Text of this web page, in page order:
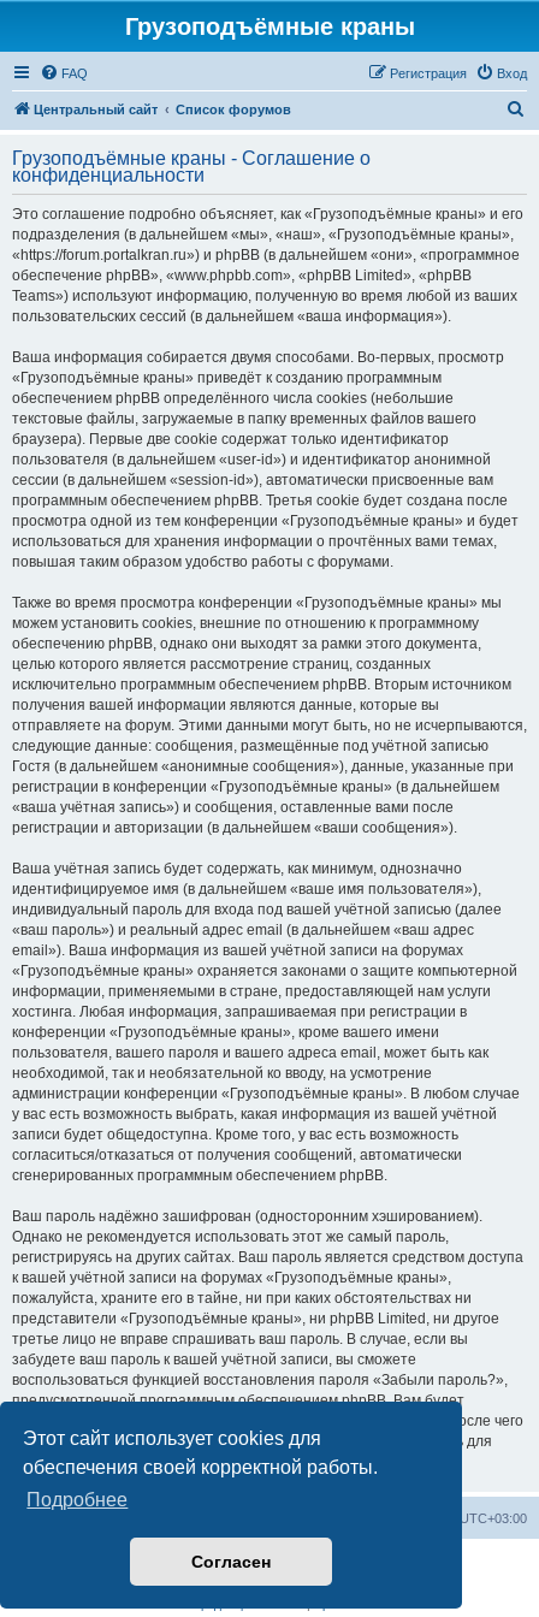
Этот сайт использует cookies для
обеспечения своей корректной работы.
Подробнее
Согласен
Грузоподъёмные краны
FAQ Вход
Регистрация
Центральный сайт Список форумов
с
Грузоподъёмные краны - Соглашение о
конфиденциальности
Это соглашение подробно объясняет, как «Грузоподъёмные краны» и его
подразделения (в дальнейшем «мы», «наш», «Грузоподъёмные краны»,
«https://forum.portalkran.ru») и phpBB (в дальнейшем «они», «программное
обеспечение phpBB», «www.phpbb.com», «phpBB Limited», «phpBB
Teams») используют информацию, полученную во время любой из ваших
пользовательских сессий (в дальнейшем «ваша информация»).
Ваша информация собирается двумя способами. Во-первых, просмотр
«Грузоподъёмные краны» приведёт к созданию программным
обеспечением phpBB определённого числа cookies (небольшие
текстовые файлы, загружаемые в папку временных файлов вашего
браузера). Первые две cookie содержат только идентификатор
пользователя (в дальнейшем «user-id») и идентификатор анонимной
сессии (в дальнейшем «session-id»), автоматически присвоенные вам
программным обеспечением phpBB. Третья cookie будет создана после
просмотра одной из тем конференции «Грузоподъёмные краны» и будет
использоваться для хранения информации о прочтённых вами темах,
повышая таким образом удобство работы с форумами.
Также во время просмотра конференции «Грузоподъёмные краны» мы
можем установить cookies, внешние по отношению к программному
обеспечению phpBB, однако они выходят за рамки этого документа,
целью которого является рассмотрение страниц, созданных
исключительно программным обеспечением phpBB. Вторым источником
получения вашей информации являются данные, которые вы
отправляете на форум. Этими данными могут быть, но не исчерпываются,
следующие данные: сообщения, размещённые под учётной записью
Гостя (в дальнейшем «анонимные сообщения»), данные, указанные при
регистрации в конференции «Грузоподъёмные краны» (в дальнейшем
«ваша учётная запись») и сообщения, оставленные вами после
регистрации и авторизации (в дальнейшем «ваши сообщения»).
Ваша учётная запись будет содержать, как минимум, однозначно
идентифицируемое имя (в дальнейшем «ваше имя пользователя»),
индивидуальный пароль для входа под вашей учётной записью (далее
«ваш пароль») и реальный адрес email (в дальнейшем «ваш адрес
email»). Ваша информация из вашей учётной записи на форумах
«Грузоподъёмные краны» охраняется законами о защите компьютерной
информации, применяемыми в стране, предоставляющей нам услуги
хостинга. Любая информация, запрашиваемая при регистрации в
конференции «Грузоподъёмные краны», кроме вашего имени
пользователя, вашего пароля и вашего адреса email, может быть как
необходимой, так и необязательной ко вводу, на усмотрение
администрации конференции «Грузоподъёмные краны». В любом случае
у вас есть возможность выбрать, какая информация из вашей учётной
записи будет общедоступна. Кроме того, у вас есть возможность
согласиться/отказаться от получения сообщений, автоматически
сгенерированных программным обеспечением phpBB.
Ваш пароль надёжно зашифрован (односторонним хэшированием).
Однако не рекомендуется использовать этот же самый пароль,
регистрируясь на других сайтах. Ваш пароль является средством доступа
к вашей учётной записи на форумах «Грузоподъёмные краны»,
пожалуйста, храните его в тайне, ни при каких обстоятельствах ни
представители «Грузоподъёмные краны», ни phpBB Limited, ни другое
третье лицо не вправе спрашивать ваш пароль. В случае, если вы
забудете ваш пароль к вашей учётной записи, вы сможете
воспользоваться функцией восстановления пароля «Забыли пароль?»,
предусмотренной программным обеспечением phpBB. Вам будет
необходимо ввести ваше имя пользователя и ваш адрес email, после чего
программное обеспечение phpBB сгенерирует вам новый пароль для
вашей учётной записи.
UTC+03:00
Создано на основеphpBB® Forum Software © phpBB Limited
Русская поддержка phpBB